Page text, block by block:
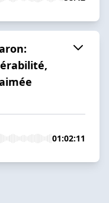
01:02:11